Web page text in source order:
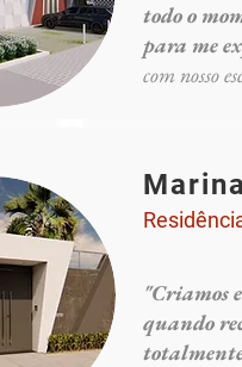
todo o
para me
com nosso
"Criamos
quando